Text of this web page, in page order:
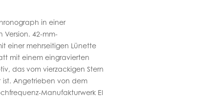
in einer
42-mm-
einer mehrseitigen Lünette
mit einem eingravierten
das vom vierzackigen Stern
ist. Angetrieben von dem
Manufakturwerk El